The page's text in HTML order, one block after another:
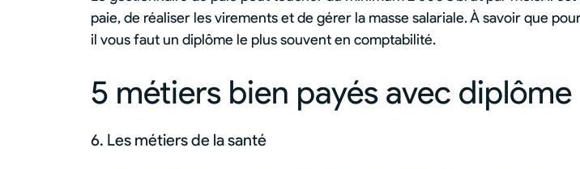
paie, de réaliser les virements et de gérer la masse salariale. À savoir que
il vous faut un diplôme le plus souvent en comptabilité.
5 métiers bien payés avec diplôme
6. Les métiers de la santé